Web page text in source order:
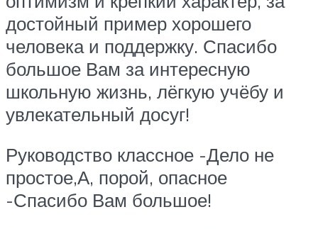
достойный пример хорошего
человека и поддержку. Спасибо
большое Вам за интересную
школьную жизнь, лёгкую учёбу и
увлекательный досуг!
Руководство классное -Дело не
простое,А, порой, опасное
-Спасибо Вам большое!